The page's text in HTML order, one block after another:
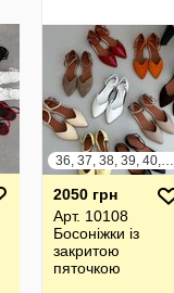
36, 37, 38, 39, 40, 41
2050 грн
Арт. 10108
Босоніжки із
закритою
пяточкою